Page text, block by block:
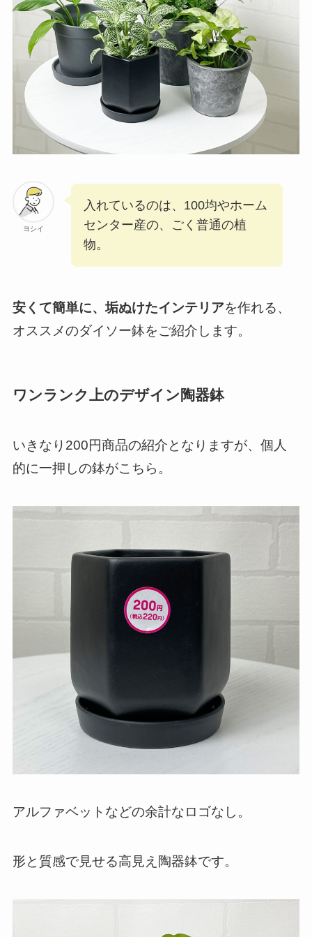
ヨシイ
入れているのは、100均やホーム
センター産の、ごく普通の植
物。
安くて簡単に、垢ぬけたインテリアを作れる、
オススメのダイソー鉢をご紹介します。
ワンランク上のデザイン陶器鉢
いきなり200円商品の紹介となりますが、個人
的に一押しの鉢がこちら。
アルファベットなどの余計なロゴなし。
形と質感で見せる高見え陶器鉢です。